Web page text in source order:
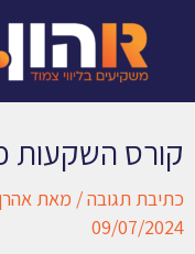
קורס השקעות
כתיבת תגובה/ מאתאהרן
09/07/2024